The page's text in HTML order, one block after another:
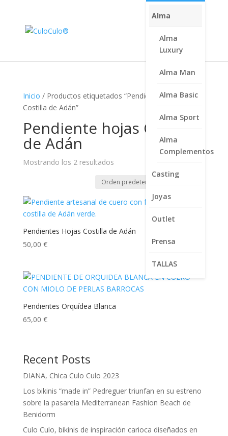
Alma
Alma
Luxury
Alma Man
Alma Basic
Alma Sport
Alma
Complementos
Casting
Joyas
Outlet
Prensa
TALLAS
Inicio / Productos etiquetados “Pendiente hojas
Costilla de Adán”
Pendiente hojas Costilla
de Adán
Mostrando los 2 resultados
Pendientes Hojas Costilla de Adán
50,00 €
Pendientes Orquídea Blanca
65,00 €
Recent Posts
DIANA, Chica Culo Culo 2023
Los bikinis “made in” Pedreguer triunfan en su estreno
sobre la pasarela Mediterranean Fashion Beach de
Benidorm
Culo Culo, bikinis de inspiración carioca diseñados en